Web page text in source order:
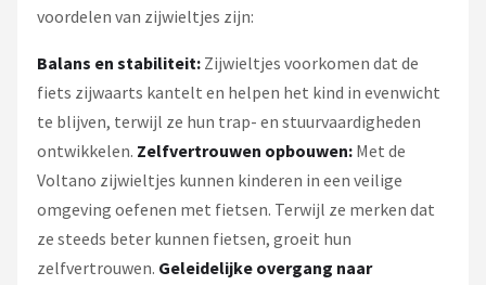
voordelen van zijwieltjes zijn:
Balans en stabiliteit: Zijwieltjes voorkomen dat de
fiets zijwaarts kantelt en helpen het kind in evenwicht
te blijven, terwijl ze hun trap- en stuurvaardigheden
ontwikkelen. Zelfvertrouwen opbouwen: Met de
Voltano zijwieltjes kunnen kinderen in een veilige
omgeving oefenen met fietsen. Terwijl ze merken dat
ze steeds beter kunnen fietsen, groeit hun
zelfvertrouwen. Geleidelijke overgang naar